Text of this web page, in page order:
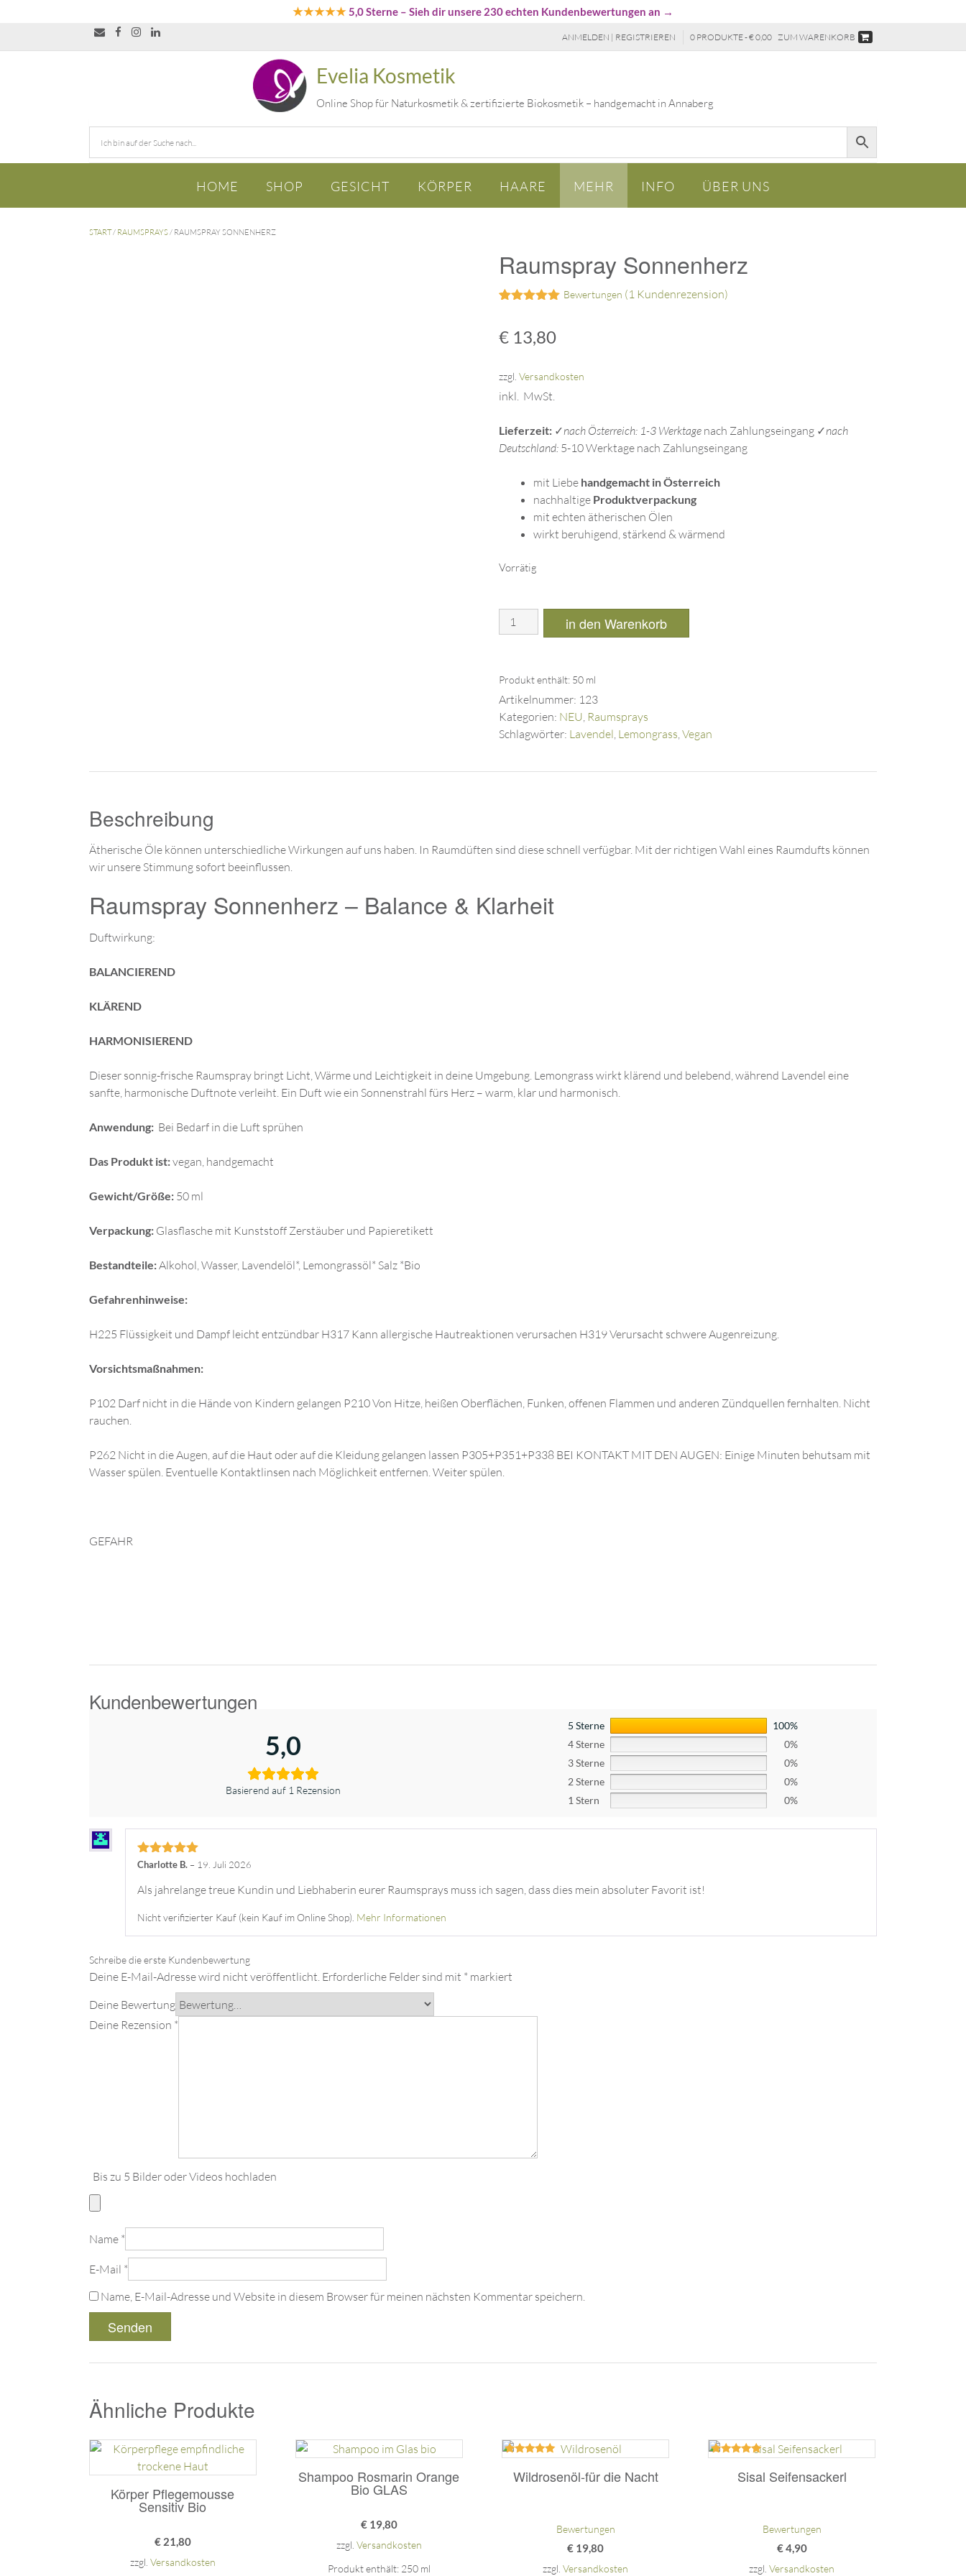
★★★★★5,0 Sterne – Sieh dir unsere 230 echten Kundenbewertungen an →
ANMELDEN | REGISTRIEREN 0 PRODUKTE - € 0,00 ZUM WARENKORB
Evelia Kosmetik
Online Shop für Naturkosmetik & zertifizierte Biokosmetik – handgemacht in Annaberg
HOME SHOP GESICHT KÖRPER HAARE MEHR INFO ÜBER UNS
START/ RAUMSPRAYS/ RAUMSPRAY SONNENHERZ
Raumspray Sonnenherz
basierend
auf
Bewertungen (1 Kundenrezension)
€13,80
zzgl. Versandkosten
inkl. MwSt.
Lieferzeit:✓nach Österreich: 1-3 Werktagenach Zahlungseingang ✓nach
Deutschland:5-10 Werktage nach Zahlungseingang
mit Liebe handgemacht in Österreich
nachhaltige Produktverpackung
mit echten ätherischen Ölen
wirkt beruhigend, stärkend & wärmend
Vorrätig
in den Warenkorb
Produkt enthält: 50 ml
Artikelnummer: 123
Kategorien: NEU, Raumsprays
Schlagwörter: Lavendel, Lemongrass,Vegan
Beschreibung
Ätherische Öle können unterschiedliche Wirkungen auf uns haben. In Raumdüften sind diese schnell verfügbar. Mit der richtigen Wahl eines Raumdufts können
wir unsere Stimmung sofort beeinflussen.
Raumspray Sonnenherz – Balance & Klarheit
Duftwirkung:
BALANCIEREND
KLÄREND
HARMONISIEREND
Dieser sonnig-frische Raumspray bringt Licht, Wärme und Leichtigkeit in deine Umgebung. Lemongrass wirkt klärend und belebend, während Lavendel eine
sanfte, harmonische Duftnote verleiht. Ein Duft wie ein Sonnenstrahl fürs Herz – warm, klar und harmonisch.
Anwendung: Bei Bedarf in die Luft sprühen
Das Produkt ist:vegan, handgemacht
Gewicht/Größe: 50 ml
Verpackung: Glasflasche mit Kunststoff Zerstäuber und Papieretikett
Bestandteile:Alkohol, Wasser, Lavendelöl*, Lemongrassöl* Salz *Bio
Gefahrenhinweise:
H225 Flüssigkeit und Dampf leicht entzündbar H317 Kann allergische Hautreaktionen verursachen H319 Verursacht schwere Augenreizung.
Vorsichtsmaßnahmen:
P102 Darf nicht in die Hände von Kindern gelangen P210 Von Hitze, heißen Oberflächen, Funken, offenen Flammen und anderen Zündquellen fernhalten. Nicht
rauchen.
P262 Nicht in die Augen, auf die Haut oder auf die Kleidung gelangen lassen P305+P351+P338 BEI KONTAKT MIT DEN AUGEN: Einige Minuten behutsam mit
Wasser spülen. Eventuelle Kontaktlinsen nach Möglichkeit entfernen. Weiter spülen.
GEFAHR
5,0
Basierend auf 1 Rezension
5 Sterne
100%
4 Sterne
0%
3 Sterne
0%
2 Sterne
0%
1 Stern
0%
Bewertet mit
Charlotte B. – 19. Juli 2026
Als jahrelange treue Kundin und Liebhaberin eurer Raumsprays muss ich sagen, dass dies mein absoluter Favorit ist!
Nicht verifizierter Kauf (kein Kauf im Online Shop). Mehr Informationen
Deine E-Mail-Adresse wird nicht veröffentlicht. Erforderliche Felder sind mit * markiert
Deine Bewertung
Deine Rezension *
Bis zu 5 Bilder oder Videos hochladen
Name *
E-Mail *
Name, E-Mail-Adresse und Website in diesem Browser für meinen nächsten Kommentar speichern.
Ähnliche Produkte
Körper Pflegemousse
Sensitiv Bio
€21,80
zzgl. Versandkosten
Shampoo Rosmarin Orange
Bio GLAS
€19,80
zzgl. Versandkosten
Produkt enthält: 250 ml
Wildrosenöl-für die Nacht
mit
5.00
Bewertungen
€ 19,80
zzgl.Versandkosten
Sisal Seifensackerl
mit
5.00
Bewertungen
€4,90
zzgl.Versandkosten